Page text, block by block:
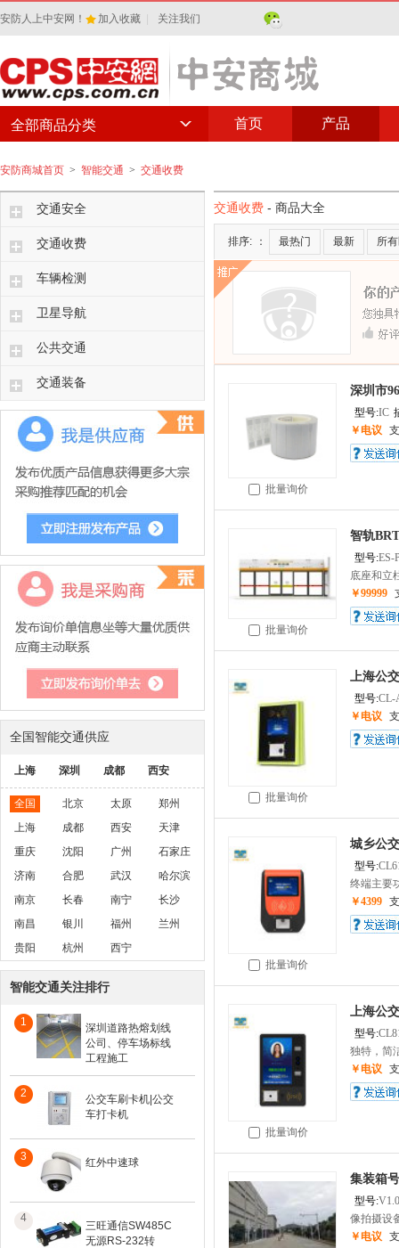
安防人上中安网！ 加入收藏 关注我们
首页 产品
全部商品分类
安防商城首页 > 智能交通 > 交通收费
交通安全
交通收费
车辆检测
卫星导航
公共交通
交通装备
全国智能交通供应
上海 深圳 成都 西安
全国 北京 太原
郑州
上海
成都 西安
天津
重庆
沈阳 广州
石家庄
济南
合肥 武汉
哈尔滨
南京
长春 南宁
长沙
南昌
银川 福州
兰州
贵阳
杭州 西宁
智能交通关注排行
1
深圳道路热熔划线
公司、停车场标线
工程施工
2
公交车刷卡机|公交
车打卡机
3 红外中速球
4
三旺通信SW485C
无源RS-232转
交通收费 - 商品大全
排序: ： 最热门 最新 所
批量询价
深圳市
型号:IC
￥电议
批量询价
智轨
型号:ES-
底座和立
￥99999
批量询价
上海公
型号:CL-
￥电议
批量询价
城乡公
型号:
终端主要
￥4399
批量询价
上海公
型号:
独特，简
￥电议
集装箱
型号:V1.0
像拍摄设
￥电议